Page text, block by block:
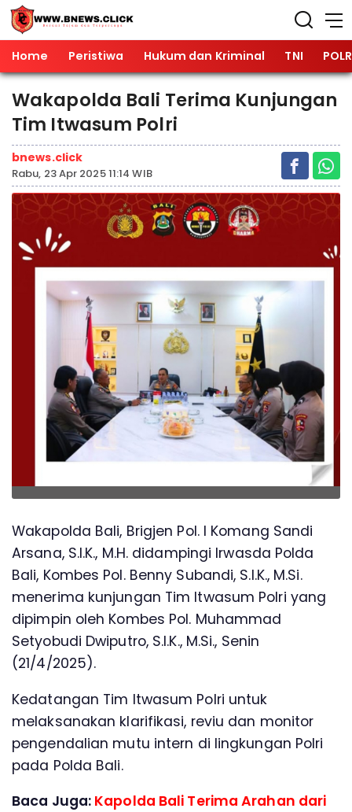
Home Peristiwa Hukum dan Kriminal TNI
Wakapolda Bali Terima Kunjungan
Tim Itwasum Polri
bnews.click
Rabu, 23 Apr 2025 11:14 WIB
Wakapolda Bali, Brigjen Pol. I Komang Sandi
Arsana, S.I.K., M.H. didampingi Irwasda Polda
Bali, Kombes Pol. Benny Subandi, S.I.K., M.Si.
menerima kunjungan Tim Itwasum Polri yang
dipimpin oleh Kombes Pol. Muhammad
Setyobudi Dwiputro, S.I.K., M.Si., Senin
(21/4/2025).
Kedatangan Tim Itwasum Polri untuk
melaksanakan klarifikasi, reviu dan monitor
pengendalian mutu intern di lingkungan Polri
pada Polda Bali.
Baca Juga: Kapolda Bali Terima Arahan dari